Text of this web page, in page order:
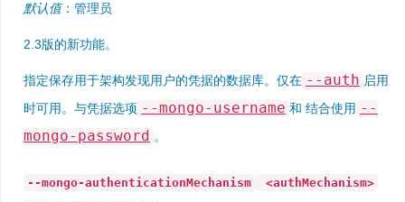
默认值：管理员
2.3版的新功能。
指定保存用于架构发现用户的凭据的数据库。仅在 --auth 启用
时可用。与凭据选项 --mongo-username 和 结合使用 --
mongo-password 。
--mongo-authenticationMechanism <authMechanism>